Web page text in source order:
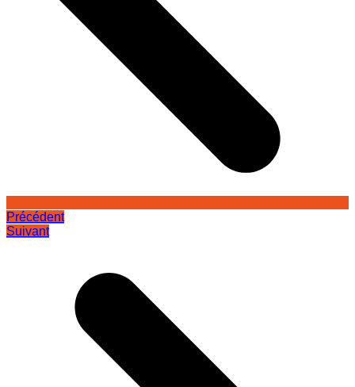
Précédent
Suivant